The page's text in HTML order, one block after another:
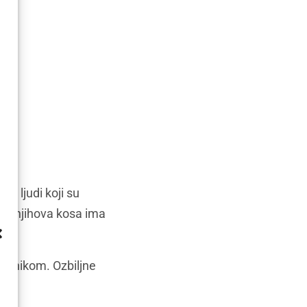
ljudi koji su
njihova kosa ima
Ozbiljne